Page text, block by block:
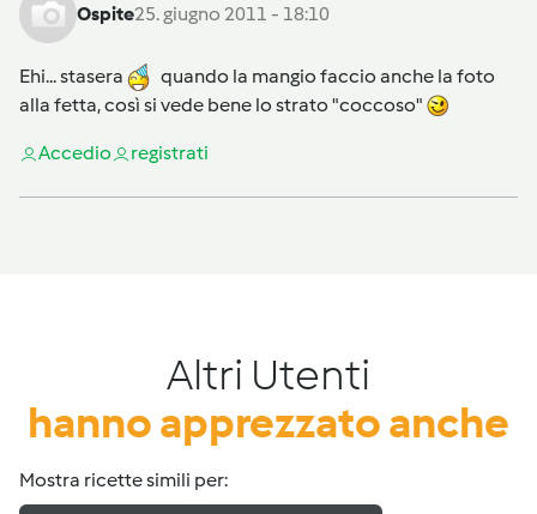
Ospite25. giugno 2011 - 18:10
Ehi... stasera
quando la mangio faccio anche la foto
alla fetta, così si vede bene lo strato "coccoso"
Accedio registrati
Altri Utenti
hanno apprezzato anche
Mostra ricette simili per: